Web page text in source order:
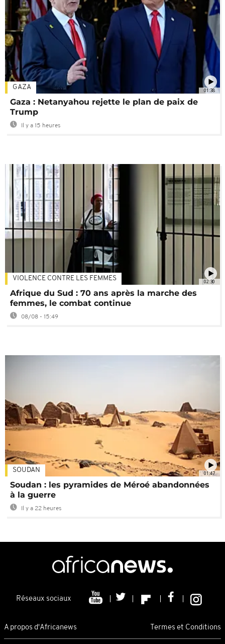
01:38
GAZA
Gaza : Netanyahou rejette le plan de paix de
Trump
Il y a 15 heures
02:30
VIOLENCE CONTRE LES FEMMES
Afrique du Sud : 70 ans après la marche des
femmes, le combat continue
08/08 - 15:49
01:47
SOUDAN
Soudan : les pyramides de Méroé abandonnées
à la guerre
Il y a 22 heures
Réseaux sociaux
A propos d'Africanews Termes et Conditions